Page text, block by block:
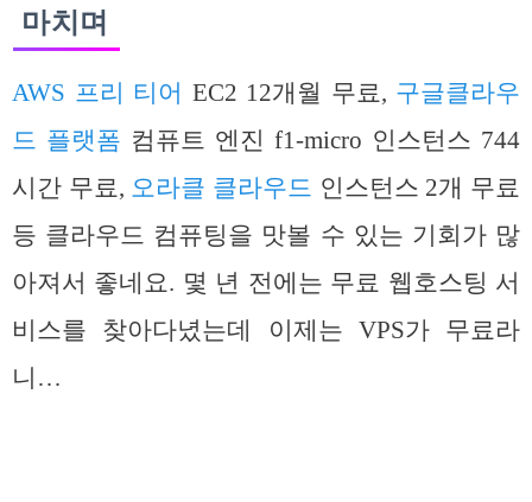
마치며
AWS 프리 티어 EC2 12개월 무료, 구글클라우
드 플랫폼 컴퓨트 엔진 f1-micro 인스턴스 744
시간 무료, 오라클 클라우드 인스턴스 2개 무료
등 클라우드 컴퓨팅을 맛볼 수 있는 기회가 많
아져서 좋네요. 몇 년 전에는 무료 웹호스팅 서
비스를 찾아다녔는데 이제는 VPS가 무료라
니…